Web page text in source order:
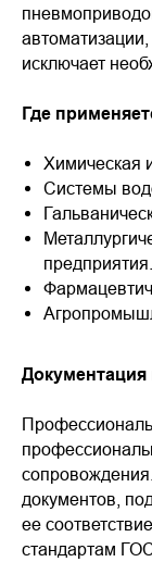
исключает
Где
Химическая
Системы
предприятия.
документов,
ее
стандартам